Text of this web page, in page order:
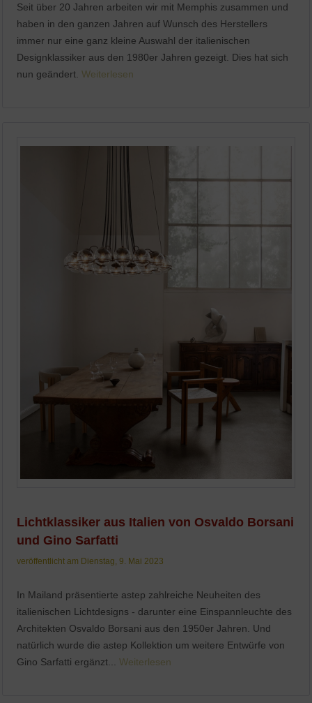
Seit über 20 Jahren arbeiten wir mit Memphis zusammen und
haben in den ganzen Jahren auf Wunsch des Herstellers
immer nur eine ganz kleine Auswahl der italienischen
Designklassiker aus den 1980er Jahren gezeigt. Dies hat sich
nun geändert.Weiterlesen
Lichtklassiker aus Italien von Osvaldo Borsani
und Gino Sarfatti
veröffentlicht am Dienstag, 9. Mai 2023
In Mailand präsentierte astep zahlreiche Neuheiten des
italienischen Lichtdesigns - darunter eine Einspannleuchte des
Architekten Osvaldo Borsani aus den 1950er Jahren. Und
natürlich wurde die astep Kollektion um weitere Entwürfe von
Gino Sarfatti ergänzt...Weiterlesen